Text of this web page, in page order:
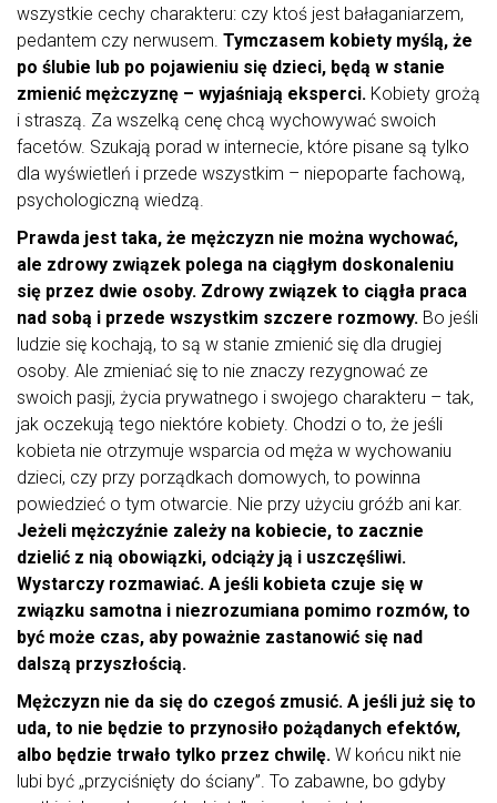
wszystkie cechy charakteru: czy ktoś jest bałaganiarzem,
pedantem czy nerwusem. Tymczasem kobiety myślą, że
po ślubie lub po pojawieniu się dzieci, będą w stanie
zmienić mężczyznę – wyjaśniają eksperci. Kobiety grożą
i straszą. Za wszelką cenę chcą wychowywać swoich
facetów. Szukają porad w internecie, które pisane są tylko
dla wyświetleń i przede wszystkim – niepoparte fachową,
psychologiczną wiedzą.
Prawda jest taka, że mężczyzn nie można wychować,
ale zdrowy związek polega na ciągłym doskonaleniu
się przez dwie osoby. Zdrowy związek to ciągła praca
nad sobą i przede wszystkim szczere rozmowy. Bo jeśli
ludzie się kochają, to są w stanie zmienić się dla drugiej
osoby. Ale zmieniać się to nie znaczy rezygnować ze
swoich pasji, życia prywatnego i swojego charakteru – tak,
jak oczekują tego niektóre kobiety. Chodzi o to, że jeśli
kobieta nie otrzymuje wsparcia od męża w wychowaniu
dzieci, czy przy porządkach domowych, to powinna
powiedzieć o tym otwarcie. Nie przy użyciu gróźb ani kar.
Jeżeli mężczyźnie zależy na kobiecie, to zacznie
dzielić z nią obowiązki, odciąży ją i uszczęśliwi.
Wystarczy rozmawiać. A jeśli kobieta czuje się w
związku samotna i niezrozumiana pomimo rozmów, to
być może czas, aby poważnie zastanowić się nad
dalszą przyszłością.
Mężczyzn nie da się do czegoś zmusić. A jeśli już się to
uda, to nie będzie to przynosiło pożądanych efektów,
albo będzie trwało tylko przez chwilę. W końcu nikt nie
lubi być „przyciśnięty do ściany”. To zabawne, bo gdyby